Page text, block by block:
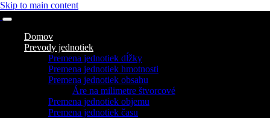
Skip to main content
Domov
Prevody jednotiek
Premena jednotiek dĺžky
Premena jednotiek hmotnosti
Premena jednotiek obsahu
Áre na milimetre štvorcové
Premena jednotiek objemu
Premena jednotiek času